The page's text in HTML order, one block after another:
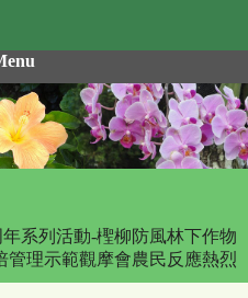
年系列活動-檉柳防風林下作物
管理示範觀摩會農民反應熱烈